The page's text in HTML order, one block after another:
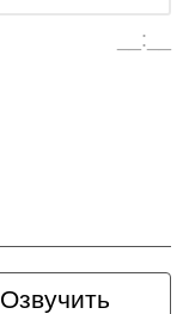
__:__
Озвучить